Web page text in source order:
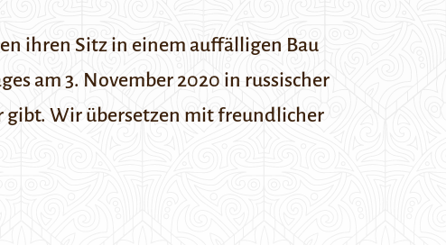
ihren Sitz in einem auffälligen Bau
am 3. November 2020 in russischer
gibt. Wir übersetzen mit freundlicher